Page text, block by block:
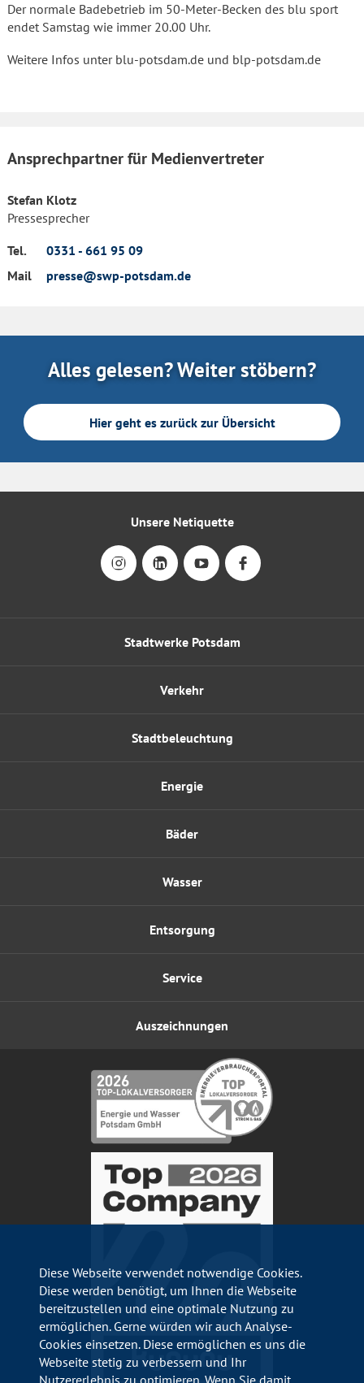
Der normale Badebetrieb im 50-Meter-Becken des blu sport
endet Samstag wie immer 20.00 Uhr.
Weitere Infos unter blu-potsdam.de und blp-potsdam.de
Ansprechpartner für Medienvertreter
Stefan Klotz
Pressesprecher
Tel.
0331 - 661 95 09
Mail
presse@swp-potsdam.de
Alles gelesen? Weiter stöbern?
Hier geht es zurück zur Übersicht
Stadtwerke Potsdam
Energie
Wasser
Verkehr
Bäder
Entsorgung
Stadtbeleuchtung
Service
Auszeichnungen
Unsere Netiquette
Diese Webseite verwendet notwendige Cookies.
Diese werden benötigt, um Ihnen die Webseite
bereitzustellen und eine optimale Nutzung zu
ermöglichen. Gerne würden wir auch Analyse-
Cookies einsetzen. Diese ermöglichen es uns die
Webseite stetig zu verbessern und Ihr